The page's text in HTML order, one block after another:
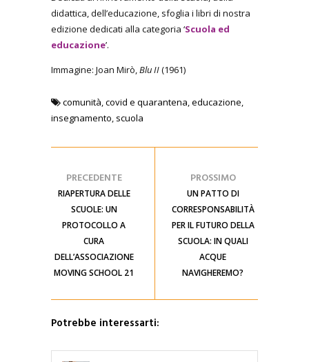
didattica, dell’educazione, sfoglia i libri di nostra
edizione dedicati alla categoria ‘Scuola ed
educazione’.
Immagine: Joan Mirò,Blu II(1961)
comunità,covid e quarantena,educazione,
insegnamento, scuola
PRECEDENTE
RIAPERTURA DELLE
SCUOLE: UN
PROTOCOLLO A
CURA
DELL’ASSOCIAZIONE
MOVING SCHOOL 21
PROSSIMO
UN PATTO DI
CORRESPONSABILITÀ
PER IL FUTURO DELLA
SCUOLA: IN QUALI
ACQUE
NAVIGHEREMO?
Potrebbe interessarti: